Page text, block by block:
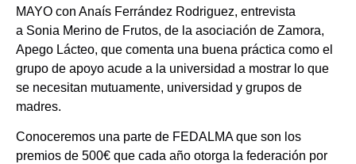
MAYO con Anaís Ferrández Rodriguez, entrevista
a Sonia Merino de Frutos, de la asociación de Zamora,
Apego Lácteo, que comenta una buena práctica como el
grupo de apoyo acude a la universidad a mostrar lo que
se necesitan mutuamente, universidad y grupos de
madres.
Conoceremos una parte de FEDALMA que son los
premios de 500€ que cada año otorga la federación por